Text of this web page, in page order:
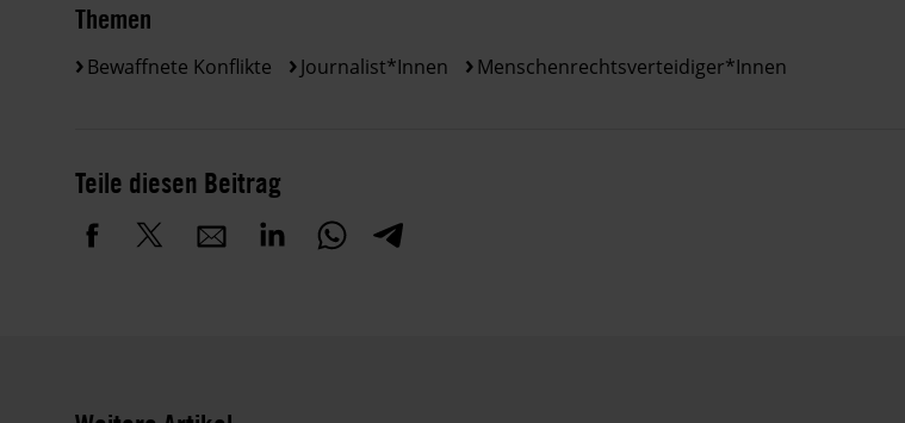
Themen
Bewaffnete Konflikte Journalist*innen Menschenrechtsverteidiger*innen
Teile diesen Beitrag